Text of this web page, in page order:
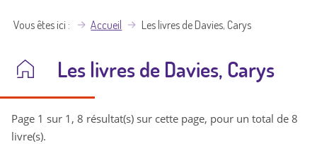
Vous êtes ici Accueil Les livres de Davies, Carys
Les livres de Davies, Carys
Page 1 sur 1, 8 résultat(s) sur cette page, pour un total de 8
livre(s).